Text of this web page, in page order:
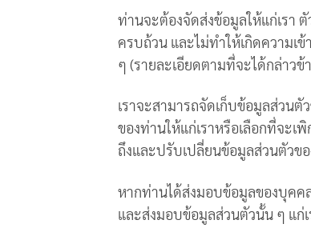
ท่านจะต้องจัดส่งข้อมูลให้แก่เรา
ครบถ้วน และไม่ทำให้เกิดความเ
ๆ (รายละเอียดตามที่จะได้กล่าว
เราจะสามารถจัดเก็บข้อมูลส่วน
ของท่านให้แก่เราหรือเลือกที่จะเ
ถึงและปรับเปลี่ยนข้อมูลส่วนตัวข
หากท่านได้ส่งมอบข้อมูลของบุคค
และส่งมอบข้อมูลส่วนตัวนั้น ๆ แก่เ